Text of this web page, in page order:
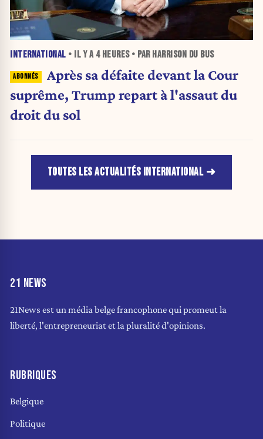
INTERNATIONAL • IL Y A 4 HEURES• PAR HARRISON DU BUS
Après sa défaite devant la Cour
suprême, Trump repart à l'assaut du
droit du sol
TOUTES LES ACTUALITÉS INTERNATIONAL
21 NEWS
21News est un média belge francophone qui promeut la
liberté, l'entrepreneuriat et la pluralité d'opinions.
RUBRIQUES
Belgique
Politique